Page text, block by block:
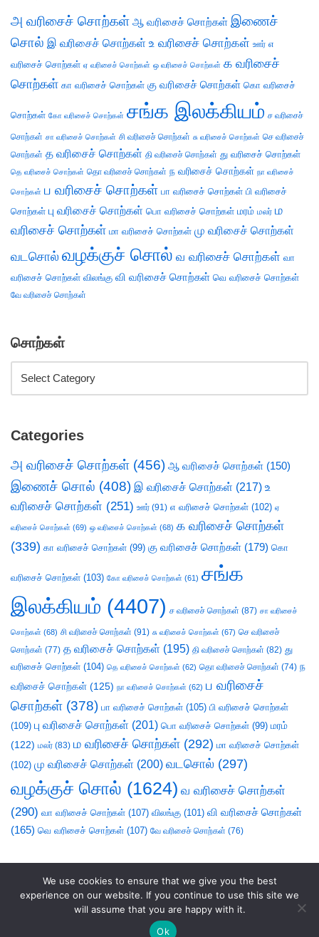
அ வரிசைச் சொற்கள் ஆ வரிசைச் சொற்கள் இணைச்
சொல் இ வரிசைச் சொற்கள் உ வரிசைச் சொற்கள் ஊர் எ
வரிசைச் சொற்கள் ஏ வரிசைச் சொற்கள் ஒ வரிசைச் சொற்கள் க வரிசைச்
சொற்கள் கா வரிசைச் சொற்கள் கு வரிசைச் சொற்கள் கொ வரிசைச்
சொற்கள் கோ வரிசைச் சொற்கள் சங்க இலக்கியம் ச வரிசைச்
சொற்கள் சா வரிசைச் சொற்கள் சி வரிசைச் சொற்கள் சு வரிசைச் சொற்கள் செ வரிசைச்
சொற்கள் த வரிசைச் சொற்கள் தி வரிசைச் சொற்கள் து வரிசைச் சொற்கள்
தெ வரிசைச் சொற்கள் தொ வரிசைச் சொற்கள் ந வரிசைச் சொற்கள் நா வரிசைச்
சொற்கள் ப வரிசைச் சொற்கள் பா வரிசைச் சொற்கள் பி வரிசைச்
சொற்கள் பு வரிசைச் சொற்கள் பொ வரிசைச் சொற்கள் மரம் மலர் ம
வரிசைச் சொற்கள் மா வரிசைச் சொற்கள் மு வரிசைச் சொற்கள்
வடசொல் வழக்குச் சொல் வ வரிசைச் சொற்கள் வா
வரிசைச் சொற்கள் விலங்கு வி வரிசைச் சொற்கள் வெ வரிசைச் சொற்கள்
வே வரிசைச் சொற்கள்
சொற்கள்
Categories
அ வரிசைச் சொற்கள் (456) ஆ வரிசைச் சொற்கள் (150)
இணைச் சொல் (408) இ வரிசைச் சொற்கள் (217) உ
வரிசைச் சொற்கள் (251) ஊர் (91) எ வரிசைச் சொற்கள் (102) ஏ
வரிசைச் சொற்கள் (69) ஒ வரிசைச் சொற்கள் (68) க வரிசைச் சொற்கள்
(339) கா வரிசைச் சொற்கள் (99) கு வரிசைச் சொற்கள் (179) கொ
வரிசைச் சொற்கள் (103) கோ வரிசைச் சொற்கள் (61) சங்க
இலக்கியம் (4407) ச வரிசைச் சொற்கள் (87) சா வரிசைச்
சொற்கள் (68) சி வரிசைச் சொற்கள் (91) சு வரிசைச் சொற்கள் (67) செ வரிசைச்
சொற்கள் (77) த வரிசைச் சொற்கள் (195) தி வரிசைச் சொற்கள் (82) து
வரிசைச் சொற்கள் (104) தெ வரிசைச் சொற்கள் (62) தொ வரிசைச் சொற்கள் (74) ந
வரிசைச் சொற்கள் (125) நா வரிசைச் சொற்கள் (62) ப வரிசைச்
சொற்கள் (378) பா வரிசைச் சொற்கள் (105) பி வரிசைச் சொற்கள்
(109) பு வரிசைச் சொற்கள் (201) பொ வரிசைச் சொற்கள் (99) மரம்
(122) மலர் (83) ம வரிசைச் சொற்கள் (292) மா வரிசைச் சொற்கள்
(102) மு வரிசைச் சொற்கள் (200) வடசொல் (297)
வழக்குச் சொல் (1624) வ வரிசைச் சொற்கள்
(290) வா வரிசைச் சொற்கள் (107) விலங்கு (101) வி வரிசைச் சொற்கள்
(165) வெ வரிசைச் சொற்கள் (107) வே வரிசைச் சொற்கள் (76)
We use cookies to ensure that we give you the best
experience on our website. If you continue to use this site we
will assume that you are happy with it.
Ok